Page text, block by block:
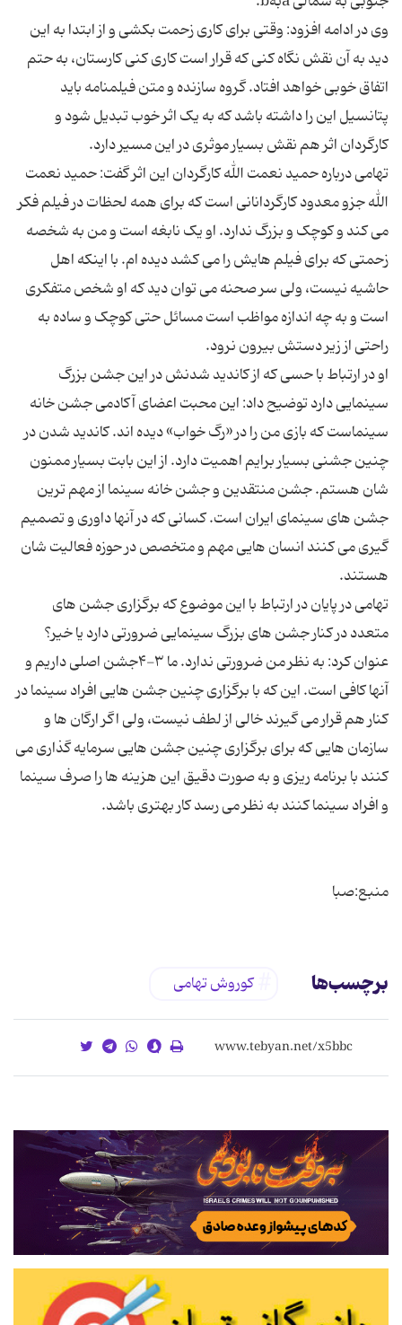
وی در ادامه افزود: وقتی برای کاری زحمت بکشی و از ابتدا به این
دید به آن نقش نگاه کنی که قرار است کاری کنی کارستان، به حتم
اتفاق خوبی خواهد افتاد. گروه سازنده و متن فیلمنامه باید
پتانسیل این را داشته باشد که به یک اثر خوب تبدیل شود و
تهامی درباره حمید نعمت الله کارگردان این اثر گفت: حمید نعمت
الله جزو معدود کارگردانانی است که برای همه لحظات در فیلم فکر
می کند و کوچک و بزرگ ندارد. او یک نابغه است و من به شخصه
زحمتی که برای فیلم هایش را می کشد دیده ام. با اینکه اهل
حاشیه نیست، ولی سر صحنه می توان دید که او شخص متفکری
است و به چه اندازه مواظب است مسائل حتی کوچک و ساده به
او در ارتباط با حسی که از کاندید شدنش در این جشن بزرگ
سینمایی دارد توضیح داد: این محبت اعضای آکادمی جشن خانه
سینماست که بازی من را در «رگ خواب» دیده اند. کاندید شدن در
چنین جشنی بسیار برایم اهمیت دارد. از این بابت بسیار ممنون
شان هستم. جشن منتقدین و جشن خانه سینما از مهم ترین
جشن های سینمای ایران است. کسانی که در آنها داوری و تصمیم
گیری می کنند انسان هایی مهم و متخصص در حوزه فعالیت شان
تهامی در پایان در ارتباط با این موضوع که برگزاری جشن های
متعدد در کنار جشن های بزرگ سینمایی ضرورتی دارد یا خیر؟
عنوان کرد: به نظر من ضرورتی ندارد. ما ۳-۴جشن اصلی داریم و
آنها کافی است. این که با برگزاری چنین جشن هایی افراد سینما در
کنار هم قرار می گیرند خالی از لطف نیست، ولی اگر ارگان ها و
سازمان هایی که برای برگزاری چنین جشن هایی سرمایه گذاری می
کنند با برنامه ریزی و به صورت دقیق این هزینه ها را صرف سینما
منبع:صبا
برچسب‌ها کوروش تهامی